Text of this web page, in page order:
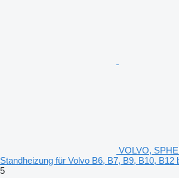
VOLVO,
Standheizung für Volvo B6, B7, B9, B10, B12
5